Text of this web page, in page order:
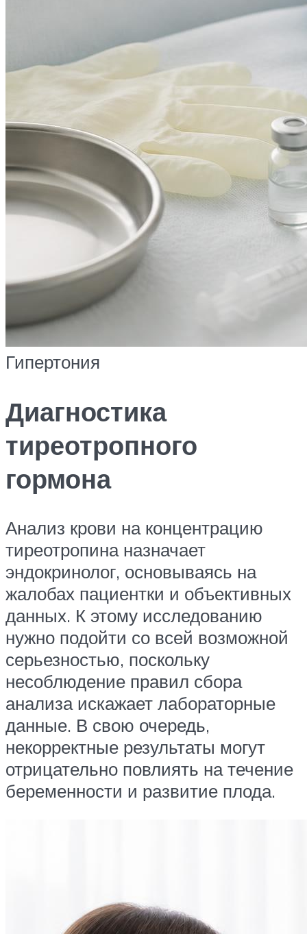
Гипертония
Диагностика
тиреотропного
гормона
Анализ крови на концентрацию
тиреотропина назначает
эндокринолог, основываясь на
жалобах пациентки и объективных
данных. К этому исследованию
нужно подойти со всей возможной
серьезностью, поскольку
несоблюдение правил сбора
анализа искажает лабораторные
данные. В свою очередь,
некорректные результаты могут
отрицательно повлиять на течение
беременности и развитие плода.